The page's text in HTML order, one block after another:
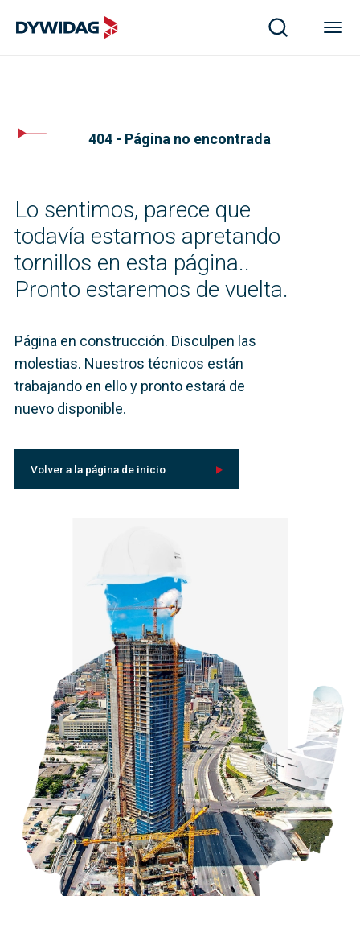
404 - Página no encontrada
Lo sentimos, parece que
todavía estamos apretando
tornillos en esta página..
Pronto estaremos de vuelta.
Página en construcción. Disculpen las
molestias. Nuestros técnicos están
trabajando en ello y pronto estará de
nuevo disponible.
Volver a la página de inicio